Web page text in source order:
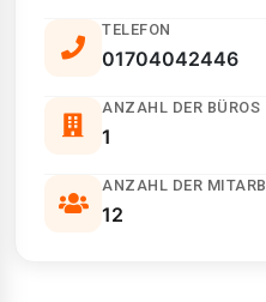
TELEFON
01704042446
ANZAHL DER BÜROS
1
ANZAHL DER
12